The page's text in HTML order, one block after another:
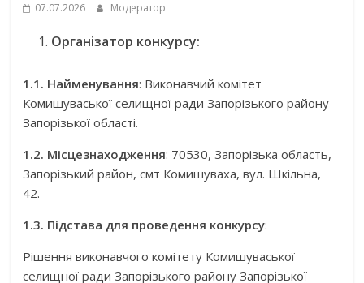
07.07.2026 Модератор
Організатор конкурсу:
1.1. Найменування: Виконавчий комітет
Комишуваської селищної ради Запорізького району
Запорізької області.
1.2. Місцезнаходження: 70530, Запорізька область,
Запорізький район, смт Комишуваха, вул. Шкільна,
42.
1.3. Підстава для проведення конкурсу:
Рішення виконавчого комітету Комишуваської
селищної ради Запорізького району Запорізької